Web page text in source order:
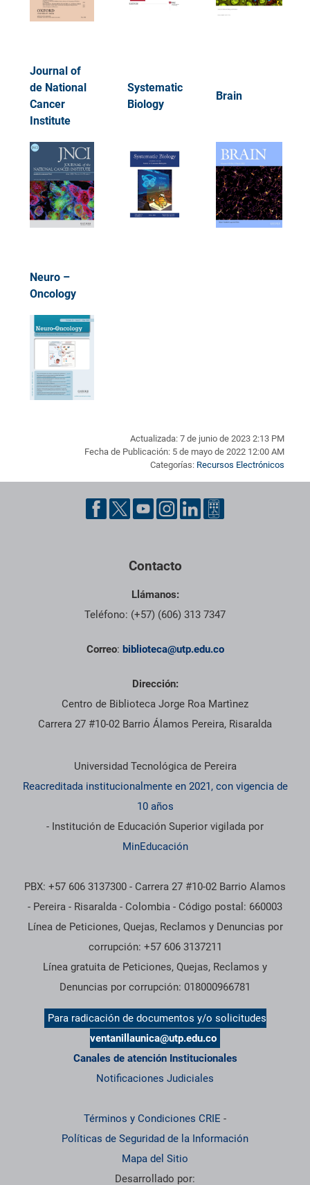
Journal of
de National
Cancer
Institute
Systematic
Biology
Brain
Neuro –
Oncology
Actualizada: 7 de junio de 2023 2:13 PM
Fecha de Publicación: 5 de mayo de 2022 12:00 AM
Categorías: Recursos Electrónicos
Pie de página con información de contacto, redes sociales y
Contacto
Llámanos:
Teléfono: (+57) (606) 313 7347
Correo: biblioteca@utp.edu.co
Dirección:
Centro de Biblioteca Jorge Roa Martìnez
Carrera 27 #10-02 Barrio Álamos Pereira, Risaralda
Información institucional
Universidad Tecnológica de Pereira
Reacreditada institucionalmente en 2021, con vigencia de
10 años
- Institución de Educación Superior vigilada por
MinEducación
PBX: +57 606 3137300 - Carrera 27 #10-02 Barrio Alamos
- Pereira - Risaralda - Colombia - Código postal: 660003
Línea de Peticiones, Quejas, Reclamos y Denuncias por
corrupción: +57 606 3137211
Línea gratuita de Peticiones, Quejas, Reclamos y
Denuncias por corrupción: 018000966781
Para radicación de documentos y/o solicitudes
ventanillaunica@utp.edu.co
Canales de atención Institucionales
Notificaciones Judiciales
Términos y Condiciones CRIE -
Políticas de Seguridad de la Información
Mapa del Sitio
Desarrollado por: